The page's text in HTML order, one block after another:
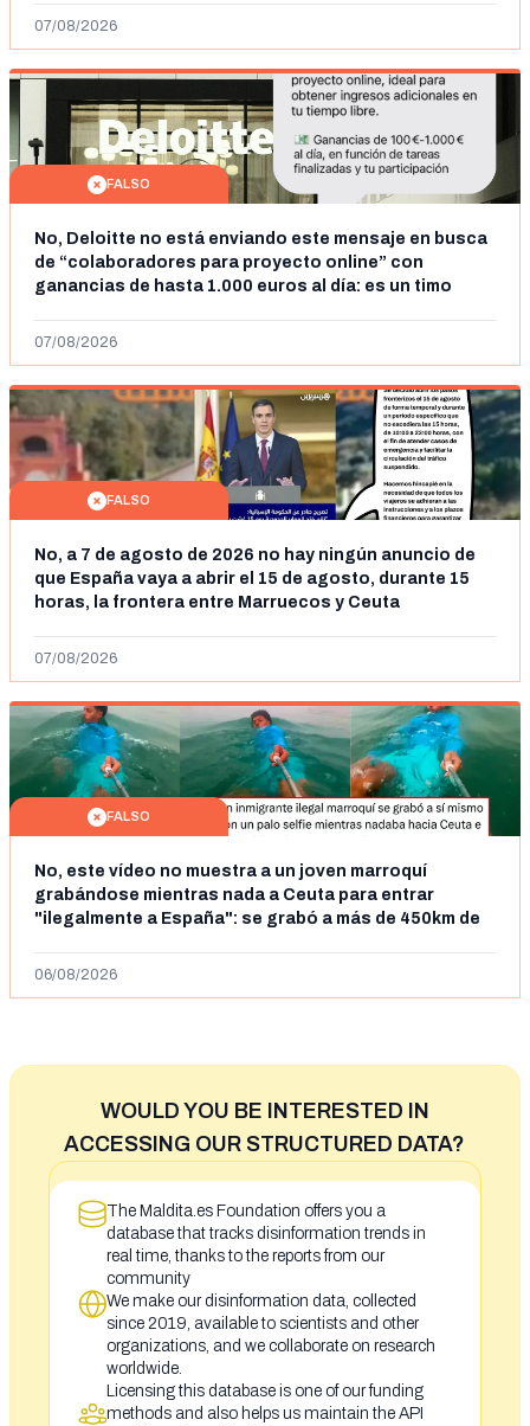
07/08/2026
FALSO
No, Deloitte no está enviando este mensaje en busca
de “colaboradores para proyecto online” con
ganancias de hasta 1.000 euros al día: es un timo
07/08/2026
FALSO
No, a 7 de agosto de 2026 no hay ningún anuncio de
que España vaya a abrir el 15 de agosto, durante 15
horas, la frontera entre Marruecos y Ceuta
07/08/2026
FALSO
No, este vídeo no muestra a un joven marroquí
grabándose mientras nada a Ceuta para entrar
"ilegalmente a España": se grabó a más de 450km de
06/08/2026
WOULD YOU BE INTERESTED IN
ACCESSING OUR STRUCTURED DATA?
The Maldita.es Foundation offers you a
database that tracks disinformation trends in
real time, thanks to the reports from our
community
We make our disinformation data, collected
since 2019, available to scientists and other
organizations, and we collaborate on research
worldwide.
Licensing this database is one of our funding
methods and also helps us maintain the API